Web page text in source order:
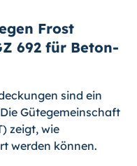
Frost
692 für Beton-
sind ein
Gütegemeinschaft
zeigt, wie
werden können.